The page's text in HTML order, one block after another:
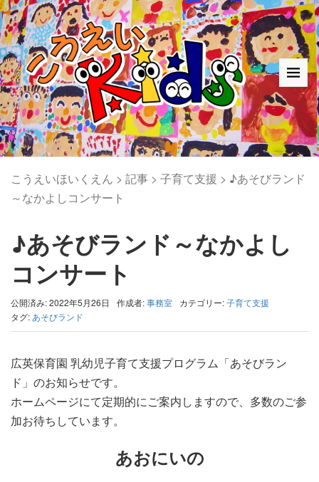
こうえいほいくえん > 記事 > 子育て支援 > ♪あそびランド
～なかよしコンサート
♪あそびランド～なかよし
コンサート
公開済み: 2022年5月26日 作成者:事務室 カテゴリー:子育て支援
タグ: あそびランド
広英保育園 乳幼児子育て支援プログラム「あそびラン
ド」のお知らせです。
ホームページにて定期的にご案内しますので、多数のご参
加お待ちしています。
あおにいの